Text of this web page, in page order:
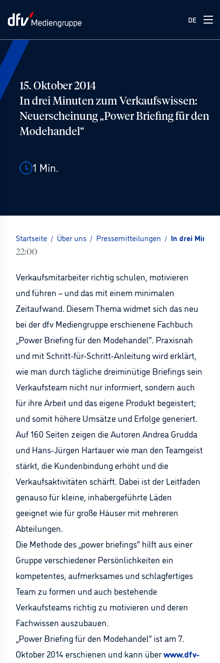
DE
15. Oktober 2014
In drei Minuten zum Verkaufswissen:
Neuerscheinung „Power Briefing für den
Modehandel“
1 Min.
Startseite / Über uns / Pressemitteilungen / In drei
22:00
Verkaufsmitarbeiter richtig schulen, motivieren
und führen – und das mit einem minimalen
Zeitaufwand. Diesem Thema widmet sich das neu
bei der dfv Mediengruppe erschienene Fachbuch
„Power Briefing für den Modehandel“. Praxisnah
und mit Schritt-für-Schritt-Anleitung wird erklärt,
wie man durch tägliche dreiminütige Briefings sein
Verkaufsteam nicht nur informiert, sondern auch
für ihre Arbeit und das eigene Produkt begeistert;
und somit höhere Umsätze und Erfolge generiert.
Auf 160 Seiten zeigen die Autoren Andrea Grudda
und Hans-Jürgen Hartauer wie man den Teamgeist
stärkt, die Kundenbindung erhöht und die
Verkaufsaktivitäten schärft. Dabei ist der Leitfaden
genauso für kleine, inhabergeführte Läden
geeignet wie für große Häuser mit mehreren
Abteilungen.
Die Methode des „power briefings“ hilft aus einer
Gruppe verschiedener Persönlichkeiten ein
kompetentes, aufmerksames und schlagfertiges
Team zu formen und auch bestehende
Verkaufsteams richtig zu motivieren und deren
Fachwissen auszubauen.
„Power Briefing für den Modehandel“ ist am 7.
Oktober 2014 erschienen und kann überwww.dfv-